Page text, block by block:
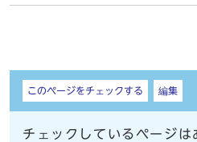
しおり
このページをチェックする 編集
チェックしているページは